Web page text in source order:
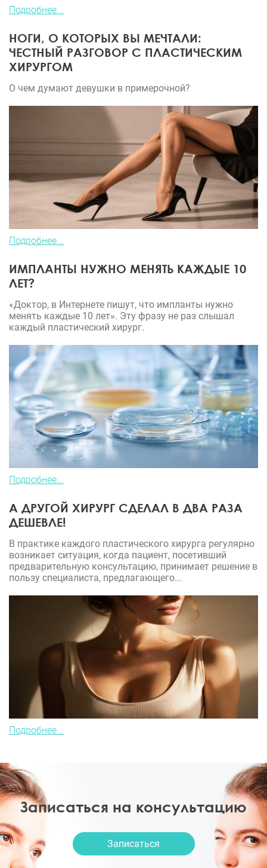
Подробнее...
НОГИ, О КОТОРЫХ ВЫ МЕЧТАЛИ:
ЧЕСТНЫЙ РАЗГОВОР С ПЛАСТИЧЕСКИМ
ХИРУРГОМ
О чем думают девушки в примерочной?
Подробнее...
ИМПЛАНТЫ НУЖНО МЕНЯТЬ КАЖДЫЕ 10
ЛЕТ?
«Доктор, в Интернете пишут, что импланты нужно
менять каждые 10 лет». Эту фразу не раз слышал
каждый пластический хирург.
Подробнее...
А ДРУГОЙ ХИРУРГ СДЕЛАЛ В ДВА РАЗА
ДЕШЕВЛЕ!
В практике каждого пластического хирурга регулярно
возникает ситуация, когда пациент, посетивший
предварительную консультацию, принимает решение в
пользу специалиста, предлагающего...
Подробнее...
Записаться на консультацию
Записаться